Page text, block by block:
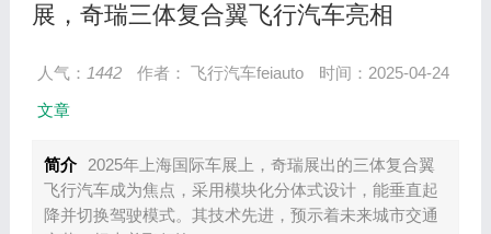
展，奇瑞三体复合翼飞行汽车亮相
人气： 1442 作者： 飞行汽车feiauto
时间：2025-04-24
文章
简介
2025年上海国际车展上，奇瑞展出的三体复合翼
飞行汽车成为焦点，采用模块化分体式设计，能垂直起
降并切换驾驶模式。其技术先进，预示着未来城市交通